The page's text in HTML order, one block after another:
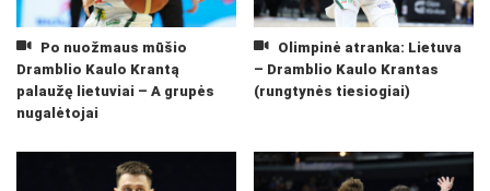
Po nuožmaus mūšio
Dramblio Kaulo Krantą
palaužę lietuviai – A grupės
nugalėtojai
Olimpinė atranka: Lietuva
– Dramblio Kaulo Krantas
(rungtynės tiesiogiai)